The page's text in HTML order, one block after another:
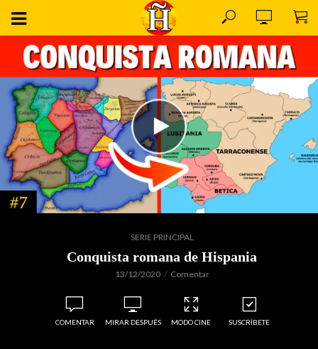
SERIE PRINCIPAL
Conquista romana de Hispania
13/12/2020 Comentar
COMENTAR MIRAR DESPUÉS MODO CINE SUSCRÍBETE